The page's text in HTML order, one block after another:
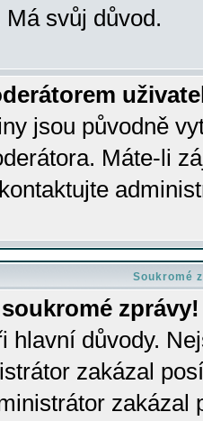
svůj důvod.
jsou původně
Máte-li
Soukromé
zprávy!
hlavní důvody.
zakázal
zakázal